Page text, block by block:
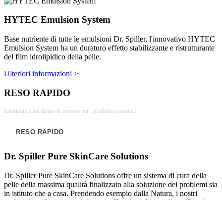
HYTEC Emulsion System
Base nutriente di tutte le emulsioni Dr. Spiller, l'innovativo HYTEC
Emulsion System ha un duraturo effetto stabilizzante e ristrutturante
del film idrolipidico della pelle.
Ulteriori informazioni >
RESO RAPIDO
Informativa sul diritto di recesso per i prodotti cosmetici:
RESO RAPIDO
Dr. Spiller Pure SkinCare Solutions
Dr. Spiller Pure SkinCare Solutions offre un sistema di cura della
pelle della massima qualità finalizzato alla soluzione dei problemi sia
in istituto che a casa. Prendendo esempio dalla Natura, i nostri